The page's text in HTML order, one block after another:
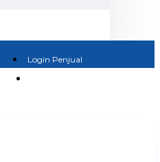
Login Penjual